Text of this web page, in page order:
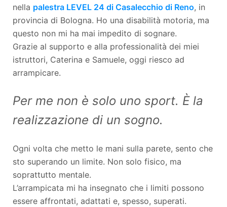
nella palestra LEVEL 24 di Casalecchio di Reno, in
provincia di Bologna. Ho una disabilità motoria, ma
questo non mi ha mai impedito di sognare.
Grazie al supporto e alla professionalità dei miei
istruttori, Caterina e Samuele, oggi riesco ad
arrampicare.
Per me non è solo uno sport. È la
realizzazione di un sogno.
Ogni volta che metto le mani sulla parete, sento che
sto superando un limite. Non solo fisico, ma
soprattutto mentale.
L’arrampicata mi ha insegnato che i limiti possono
essere affrontati, adattati e, spesso, superati.